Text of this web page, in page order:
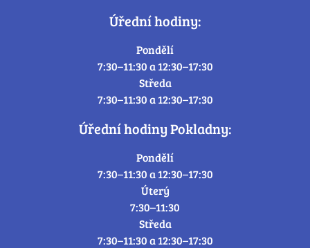
Úřední hodiny:
Pondělí
7:30–11:30 a 12:30–17:30
Středa
7:30–11:30 a 12:30–17:30
Úřední hodiny Pokladny:
Pondělí
7:30–11:30 a 12:30–17:30
Úterý
7:30–11:30
Středa
7:30–11:30 a 12:30–17:30